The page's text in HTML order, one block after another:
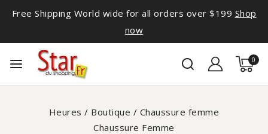
Free Shipping World wide for all orders over $199 Shop
now
0
Heures / Boutique / Chaussure femme
Chaussure Femme